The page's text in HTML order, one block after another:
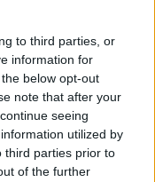
to third parties, or
information for
below opt-out
note that after your
seeing
utilized by
third parties prior to
of the further